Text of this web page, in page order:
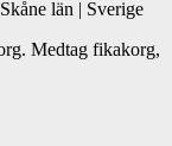
Medtag fikakorg,